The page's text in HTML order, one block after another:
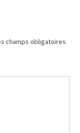
champs obligatoires